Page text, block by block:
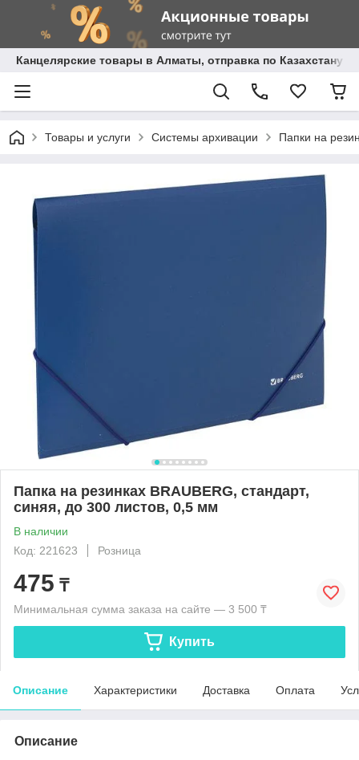
Канцелярские товары в Алматы, отправка по Казахстану.
Товары и услуги Системы архивации Папки на
Папка на резинках BRAUBERG, стандарт,
синяя, до 300 листов, 0,5 мм
В наличии
Код: 221623
Розница
475 ₸
Минимальная сумма заказа на сайте — 3 500 ₸
Купить
Описание Характеристики Доставка Оплата
Описание